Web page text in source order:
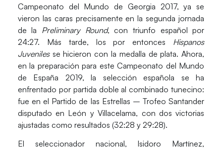
Campeonato del Mundo de Georgia 2017, ya se
vieron las caras precisamente en la segunda jornada
de la Preliminary Round, con triunfo español por
24:27. Más tarde, los por entonces Hispanos
Juvenilesse hicieron con la medalla de plata. Ahora,
en la preparaciónpara este Campeonato del Mundo
de España 2019, la selección española se ha
enfrentado por partida doble al combinado tunecino:
fue en el Partido de las Estrellas – Trofeo Santander
disputado en León y Villacelama, con dos victorias
ajustadas como resultados (32:28 y 29:28).
El seleccionador nacional, Isidoro Martínez,